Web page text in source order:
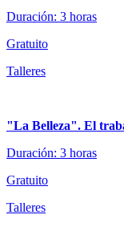
Duración: 3 horas
Gratuito
Talleres
"La Belleza". El
Duración: 3 horas
Gratuito
Talleres